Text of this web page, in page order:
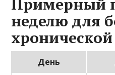
Примерный
неделю для
День